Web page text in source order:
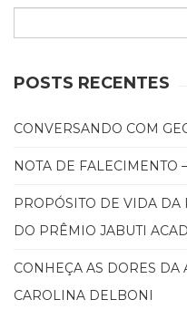
(23)
(417)
(232)
e
(225)
Crescimento
Interior
(222)
Criatividade
(14)
POSTS RECENTES
CONVERSANDO COM
NOTA DE FALECIMENTO
PROPÓSITO DE VIDA DA
DO PRÊMIO JABUTI
CONHEÇA AS DORES DA
CAROLINA DELBONI